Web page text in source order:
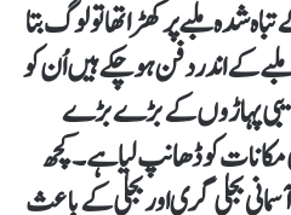
شدہ ملبے پر کھڑا تھا تو لوگ بتا
کے اندر دفن ہو چکے ہیں اُن کو
پہاڑوں کے بڑے بڑے
کو ڈھانپ لیا ہے ۔ کچھ
بجلی گری اور بجلی کے باعث